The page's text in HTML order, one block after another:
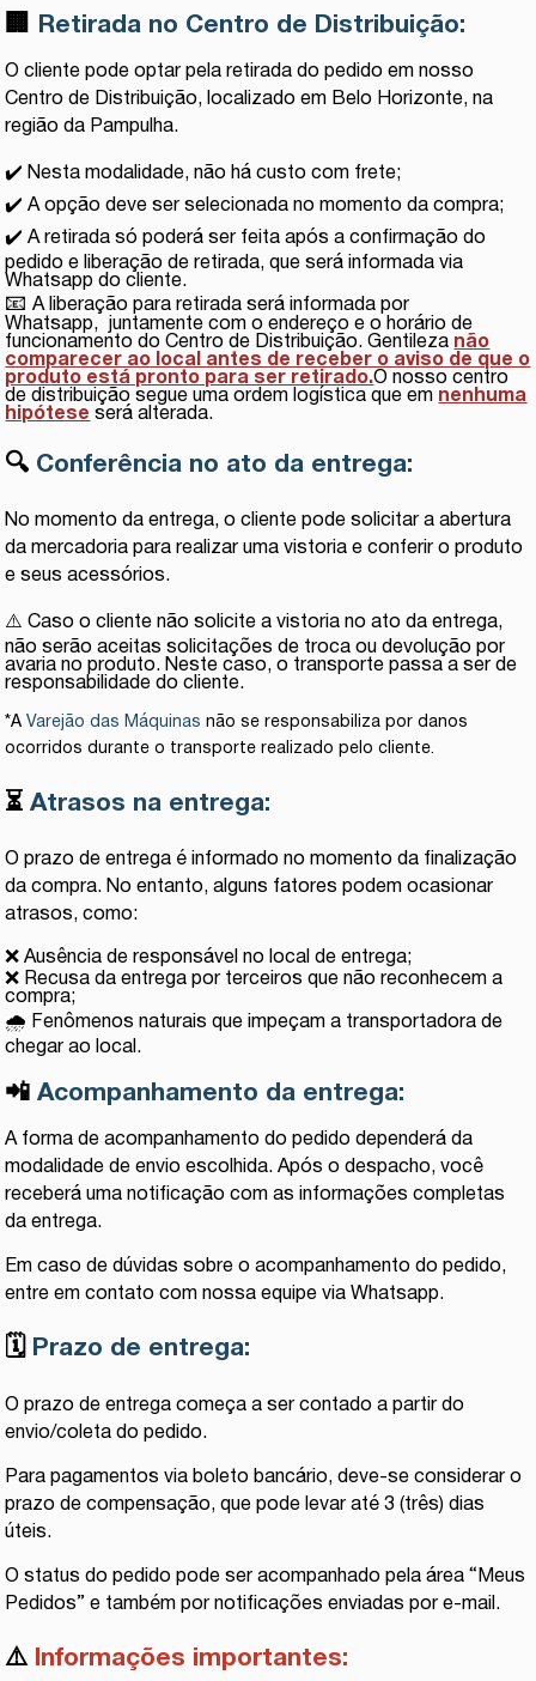
🏢 Retirada no Centro de Distribuição:
O cliente pode optar pela retirada do pedido em nosso
Centro de Distribuição, localizado em Belo Horizonte, na
região da Pampulha.
✔️ Nesta modalidade, não há custo com frete;
✔️ A opção deve ser selecionada no momento da compra;
✔️ A retirada só poderá ser feita após a confirmação do
pedido e liberação de retirada, que será informada via
Whatsapp do cliente.
📧A liberação para retirada será informada por
Whatsapp, juntamente com o endereço e o horário de
funcionamento do Centro de Distribuição. Gentileza não
comparecer ao local antes de receber o aviso de que o
produto está pronto para ser retirado.O nosso centro
de distribuição segue uma ordem logística que em nenhuma
hipótese será alterada.
🔍 Conferência no ato da entrega:
No momento da entrega, o cliente pode solicitar a abertura
da mercadoria para realizar uma vistoria e conferir o produto
e seus acessórios.
⚠️ Caso o cliente não solicite a vistoria no ato da entrega,
não serão aceitas solicitações de troca ou devolução por
avaria no produto. Neste caso, o transporte passa a ser de
responsabilidade do cliente.
*A Varejão das Máquinas não se responsabiliza por danos
ocorridos durante o transporte realizado pelo cliente.
⏳ Atrasos na entrega:
O prazo de entrega é informado no momento da finalização
da compra. No entanto, alguns fatores podem ocasionar
atrasos, como:
❌ Ausência de responsável no local de entrega;
❌ Recusa da entrega por terceiros que não reconhecem a
compra;
🌧️ Fenômenos naturais que impeçam a transportadora de
chegar ao local.
📲 Acompanhamento da entrega:
A forma de acompanhamento do pedido dependerá da
modalidade de envio escolhida. Após o despacho, você
receberá uma notificação com as informações completas
da entrega.
Em caso de dúvidas sobre o acompanhamento do pedido,
entre em contato com nossa equipe via Whatsapp.
🗓️ Prazo de entrega:
O prazo de entrega começa a ser contado a partir do
envio/coleta do pedido.
Para pagamentos via boleto bancário, deve-se considerar o
prazo de compensação, que pode levar até 3 (três) dias
úteis.
O status do pedido pode ser acompanhado pela área “Meus
Pedidos” e também por notificações enviadas por e-mail.
⚠️ Informações importantes: